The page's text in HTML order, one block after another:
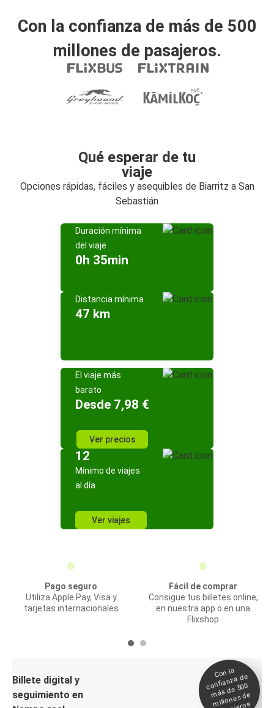
Con la confianza de más de 500
millones de pasajeros.
Qué esperar de tu
viaje
Opciones rápidas, fáciles y asequibles de Biarritz a San
Sebastián
Duración mínima
del viaje
0h 35min
Distancia mínima
47 km
El viaje más
barato
Desde 7,98 €
Ver precios
12
Mínimo de viajes
al día
Ver viajes
Pago seguro
Utiliza Apple Pay, Visa y
tarjetas internacionales
Fácil de comprar
Consigue tus billetes online,
en nuestra app o en una
Flixshop
Billete digital y
seguimiento en
Con la
confianza de
más de 500
millones de